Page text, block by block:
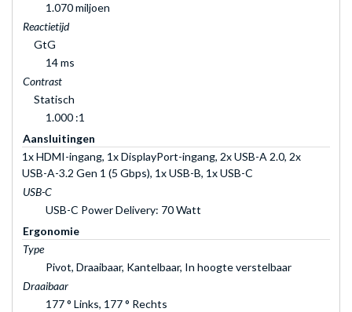
1.070 miljoen
Reactietijd
GtG
14 ms
Contrast
Statisch
1.000 :1
Aansluitingen
1x HDMI-ingang, 1x DisplayPort-ingang, 2x USB-A 2.0, 2x
USB-A-3.2 Gen 1 (5 Gbps), 1x USB-B, 1x USB-C
USB-C
USB-C Power Delivery: 70 Watt
Ergonomie
Type
Pivot, Draaibaar, Kantelbaar, In hoogte verstelbaar
Draaibaar
177 ° Links, 177 ° Rechts